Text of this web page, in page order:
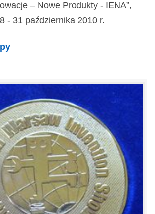
– Nowe Produkty - IENA”,
- 31 października 2010 r.